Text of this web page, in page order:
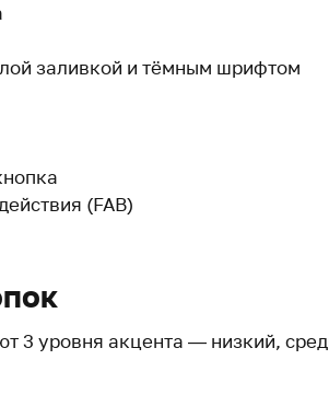
заливкой и тёмным шрифтом
(FAB)
3 уровня акцента — низкий,